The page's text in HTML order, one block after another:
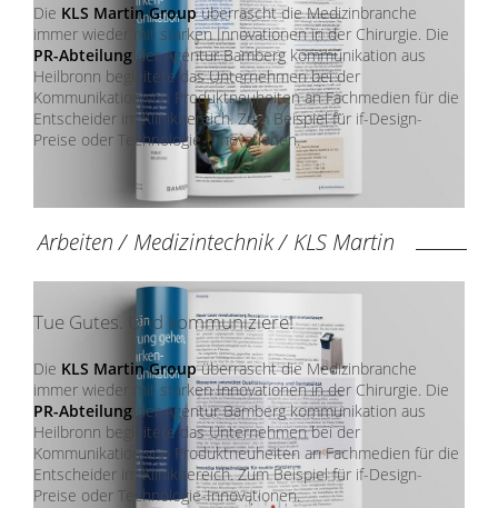
Die KLS Martin Groupüberrascht die Medizinbranche
immer wieder mit starken Innovationen in der Chirurgie. Die
PR-Abteilungder Agentur Bamberg kommunikation aus
Heilbronn begleitete das Unternehmen bei der
Kommunikation von Produktneuheiten an Fachmedien für die
Entscheider im Klinikbereich. Zum Beispiel für if-Design-
Preise oder Technologie-Innovationen.
Tue Gutes. Und kommuniziere!
Die KLS Martin Groupüberrascht die Medizinbranche
immer wieder mit starken Innovationen in der Chirurgie. Die
PR-Abteilungder Agentur Bamberg kommunikation aus
Heilbronn begleitete das Unternehmen bei der
Kommunikation von Produktneuheiten an Fachmedien für die
Entscheider im Klinikbereich. Zum Beispiel für if-Design-
Preise oder Technologie-Innovationen.
Arbeiten/ Medizintechnik/ KLS Martin